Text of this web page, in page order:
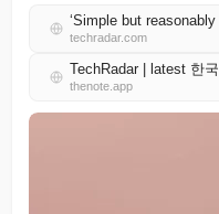
techradar.com
TechRadar | latest 한
thenote.app